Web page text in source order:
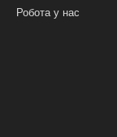
Робота у нас